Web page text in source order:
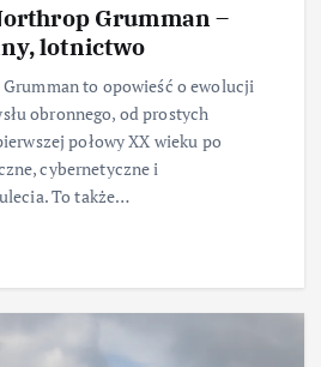
Grumman –
lotnictwo
to opowieść o ewolucji
obronnego, od prostych
połowy XX wieku po
cybernetyczne i
To także…